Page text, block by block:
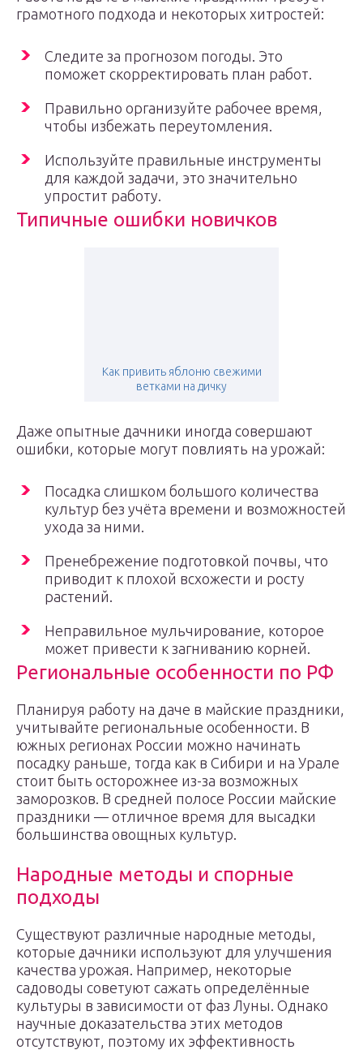
грамотного подхода и некоторых хитростей:
Следите за прогнозом погоды. Это
поможет скорректировать план работ.
Правильно организуйте рабочее время,
чтобы избежать переутомления.
Используйте правильные инструменты
для каждой задачи, это значительно
упростит работу.
Типичные ошибки новичков
Как привить яблоню свежими
ветками на дичку
Даже опытные дачники иногда совершают
ошибки, которые могут повлиять на урожай:
Посадка слишком большого количества
культур без учёта времени и возможностей
ухода за ними.
Пренебрежение подготовкой почвы, что
приводит к плохой всхожести и росту
растений.
Неправильное мульчирование, которое
может привести к загниванию корней.
Региональные особенности по РФ
Планируя работу на даче в майские праздники,
учитывайте региональные особенности. В
южных регионах России можно начинать
посадку раньше, тогда как в Сибири и на Урале
стоит быть осторожнее из-за возможных
заморозков. В средней полосе России майские
праздники — отличное время для высадки
большинства овощных культур.
Народные методы и спорные
подходы
Существуют различные народные методы,
которые дачники используют для улучшения
качества урожая. Например, некоторые
садоводы советуют сажать определённые
культуры в зависимости от фаз Луны. Однако
научные доказательства этих методов
отсутствуют, поэтому их эффективность